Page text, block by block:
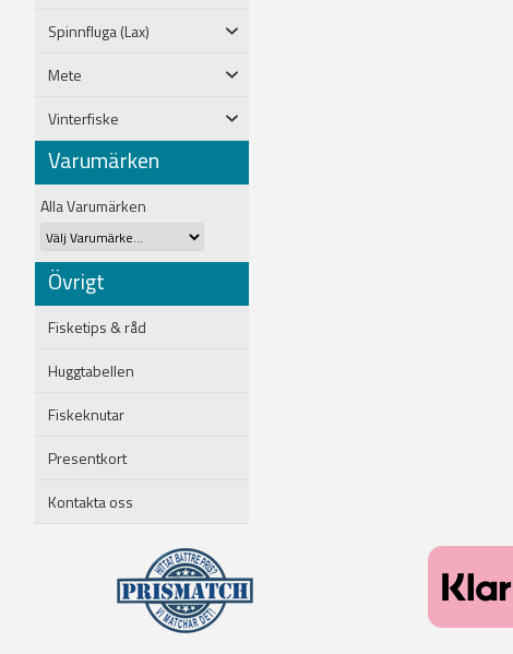
Spinnfluga (Lax)
Mete
Vinterfiske
Varumärken
Alla Varumärken
Övrigt
Fisketips & råd
Huggtabellen
Fiskeknutar
Presentkort
Kontakta oss